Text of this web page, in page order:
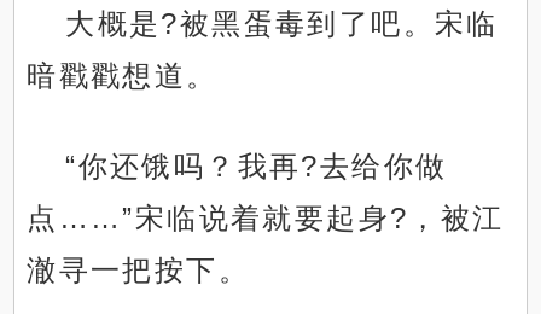
大概是?被黑蛋毒到了吧。宋临
暗戳戳想道。
“你还饿吗？我再?去给你做
点……”宋临说着就要起身?，被江
澈寻一把按下。